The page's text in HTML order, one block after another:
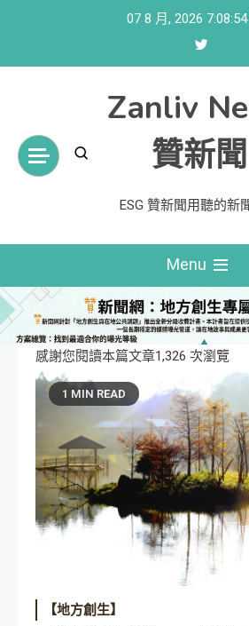
07 8 月, 2026
Zanliv
贊新聞
ESG 贊新聞用聽的新
Menu
感謝您閱讀本篇文章1,326 次瀏覽
1 MIN READ
【地方創生】